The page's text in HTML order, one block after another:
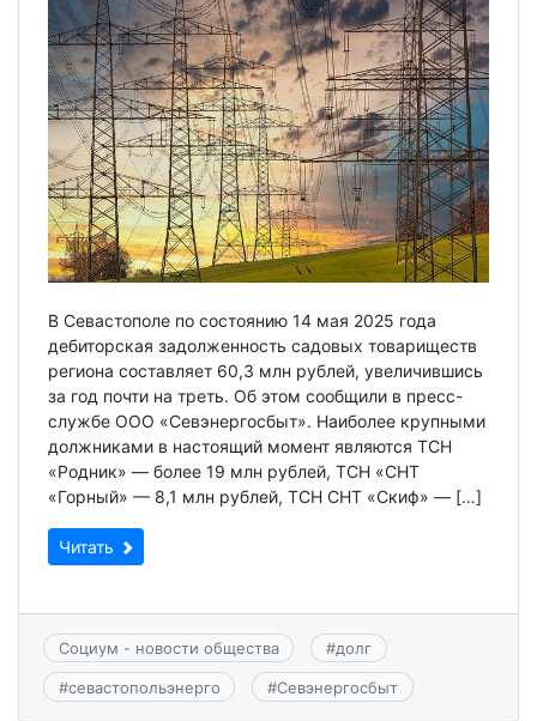
В Севастополе по состоянию 14 мая 2025 года
дебиторская задолженность садовых товариществ
региона составляет 60,3 млн рублей, увеличившись
за год почти на треть. Об этом сообщили в пресс-
службе ООО «Севэнергосбыт». Наиболее крупными
должниками в настоящий момент являются ТСН
«Родник» — более 19 млн рублей, ТСН «СНТ
«Горный» — 8,1 млн рублей, ТСН СНТ «Скиф» — […]
Читать
Социум - новости общества #долг
#севастопольэнерго #Севэнергосбыт